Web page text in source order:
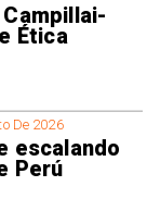
Ética
De 2026
escalando
Perú